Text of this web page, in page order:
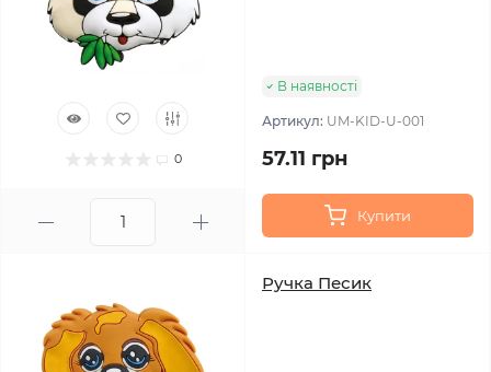
0
В наявності
Артикул: UM-KID-U-001
57.11 грн
Купити
Ручка Песик